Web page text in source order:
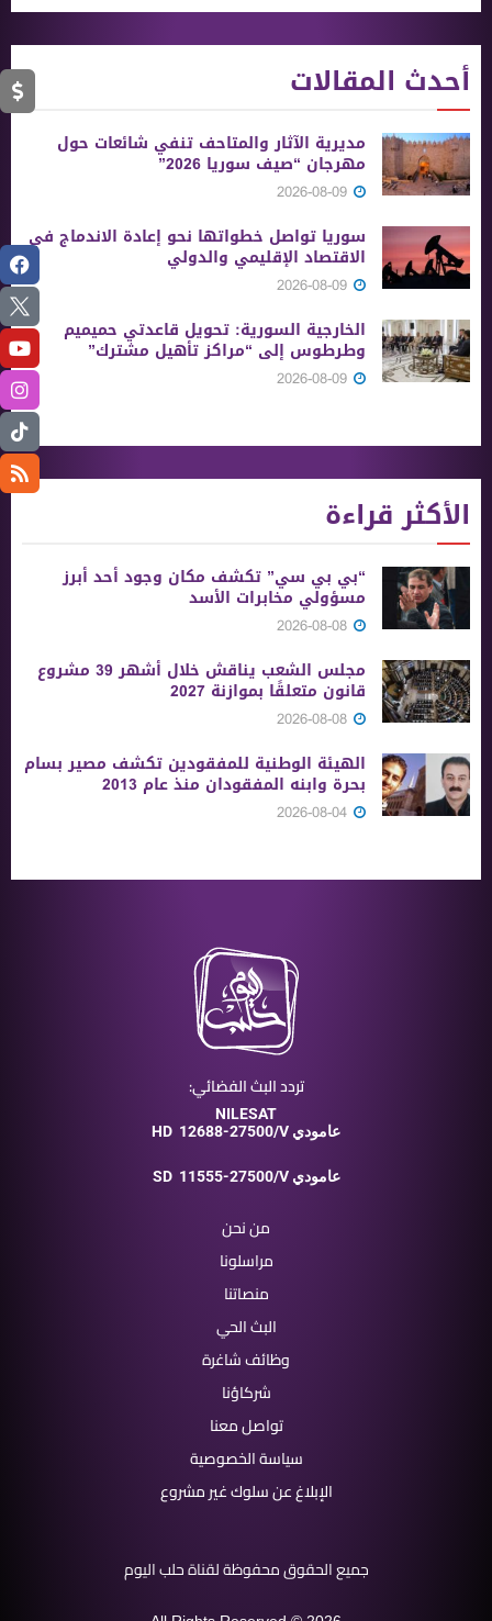
أحدث المقالات
مديرية الآثار والمتاحف تنفي شائعات حول
مهرجان “صيف سوريا 2026”
سوريا تواصل خطواتها نحو إعادة الاندماج في
الاقتصاد الإقليمي والدولي
الخارجية السورية: تحويل قاعدتي حميميم
وطرطوس إلى “مراكز تأهيل مشترك”
الأكثر قراءة
“بي بي سي” تكشف مكان وجود أحد أبرز
مسؤولي مخابرات الأسد
مجلس الشعب يناقش خلال أشهر 39 مشروع
قانون متعلقًا بموازنة 2027
الهيئة الوطنية للمفقودين تكشف مصير بسام
بحرة وابنه المفقودان منذ عام 2013
تردد البث الفضائي:
NILESAT
HD
12688-27500/V عامودي
SD 11555-27500/V عامودي
من نحن
مراسلونا
منصاتنا
البث الحي
وظائف شاغرة
شركاؤنا
تواصل معنا
سياسة الخصوصية
الإبلاغ عن سلوك غير مشروع
جميع الحقوق محفوظة لقناة حلب اليوم